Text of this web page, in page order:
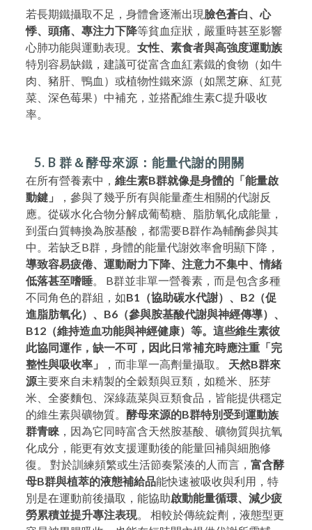
若長期鐵攝取不足，身體會逐漸出現臉色蒼白、心
悸、頭痛、專注力下降等貧血症狀，嚴重時甚至影響
心肺功能與運動表現。 女性、素食者與高強度運動族
特別容易缺鐵，建議可從富含血紅素鐵的食物（如牛
肉、豬肝、鴨血）或植物性鐵來源（如黑芝麻、紅莧
菜、深色莓果）中補充，並搭配維生素C提升吸收
率。
5. B 群＆酵母來源：能量代謝的開關
在所有營養素中， 維生素B群就像是身體的「能量啟
動鍵」
，參與了幾乎所有與能量產生相關的代謝反
應。從碳水化合物分解成葡萄糖、脂肪氧化成能量，
到蛋白質轉換為胺基酸，都需要B群作為輔酶參與其
中。若缺乏B群，身體的能量代謝效率會明顯下降，
導致容易疲倦、運動耐力下降、注意力不集中、情緒
低落甚至嗜睡 。 B群並非單一營養素，而是包含多種
不同角色的群組，如B1（協助碳水代謝）、B2（促
進脂肪氧化）、B6（參與胺基酸代謝與神經傳導）、
B12（維持造血功能與神經健康）等。這些維生素彼
此協同運作，缺一不可，因此日常補充時應注重「完
整性與吸收率」
，而非單一高劑量攝取。 天然B群來
源主要來自未精製的全穀類與豆類，如糙米、胚芽
米、全麥麵包、深綠蔬菜與豆類食品，皆能提供穩定
的維生素與礦物質。 酵母來源的B群特別受到運動族
群青睞 ，因為它同時富含天然胺基酸、礦物質與抗氧
化成分，能更有效支援運動後的能量回補與細胞修
復。 對於訓練頻繁或生活節奏緊湊的人而言， 富含酵
母B群與植萃的液態補給品能快速被吸收與利用，特
別是在運動前後攝取，能協助啟動能量循環、減少疲
勞累積並提升專注表現 。 相較於傳統錠劑，液態型更